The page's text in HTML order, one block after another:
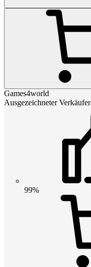
Games4world
Ausgezeichneter Verkäufer
99%